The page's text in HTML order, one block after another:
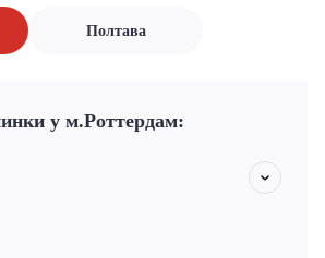
Полтава
у м.Роттердам: